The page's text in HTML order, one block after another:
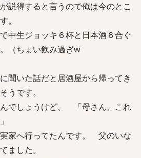
説得すると言うので俺は今のとこ
。
中生ジョッキ６杯と日本酒６合ぐ
（ちょい飲み過ぎw
聞いた話だと居酒屋から帰ってき
うです。
でしょうけど、 「母さん、これ
家へ行ってたんです。 父のいな
ました。